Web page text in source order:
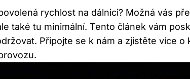
rychlost na dálnici? Možná vás
také tu minimální. Tento článek vám
Připojte se k nám a zjistěte více
.